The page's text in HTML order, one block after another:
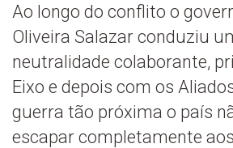
Ao longo do conflito o
Oliveira Salazar conduziu
neutralidade colaborante,
Eixo e depois com os
guerra tão próxima o país
escapar completamente